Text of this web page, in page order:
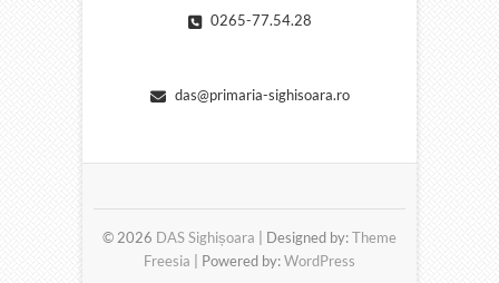
0265-77.54.28
das@primaria-sighisoara.ro
© 2026 DAS Sighișoara | Designed by:Theme
Freesia | Powered by:WordPress